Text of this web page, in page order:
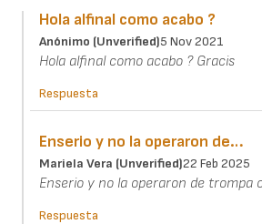
Hola alfinal como acabo ?
Anónimo (unverified)5 Nov 2021
Hola alfinal como acabo ? Gracis
Respuesta
Enserio y no la operaron de…
Mariela Vera (unverified)22 Feb 2025
Enserio y no la operaron de trompa
Respuesta